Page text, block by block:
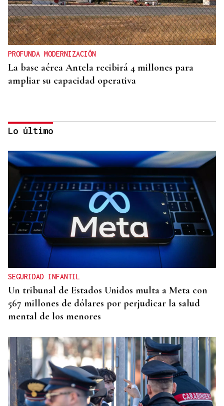
PROFUNDA MODERNIZACIÓN
La base aérea Antela recibirá 4 millones para
ampliar su capacidad operativa
MELLORA ENERXÉTICA
Máis de 212.000 euros para a cuberta do colexio de
Lo último
SEGURIDAD INFANTIL
Un tribunal de Estados Unidos multa a Meta con
567 millones de dólares por perjudicar la salud
mental de los menores